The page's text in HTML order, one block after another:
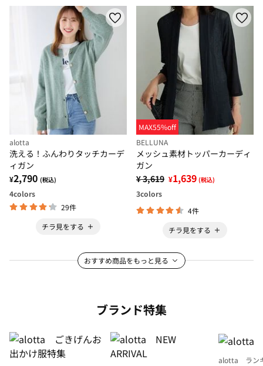
alotta
洗える！ふんわりタッチカーデ
ィガン
¥2,790 (税込)
4colors
29件
チラ見をする
MAX55%off
BELLUNA
メッシュ素材トッパーカーディ
ガン
¥ 3,619 ¥1,639 (税込)
3colors
4件
チラ見をする
おすすめ商品をもっと見る
ブランド特集
alotta ラン